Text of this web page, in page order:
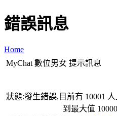
錯誤訊息
Home
MyChat 數位男女 提示訊息
狀態:發生錯誤,目前有 10001
到最大值